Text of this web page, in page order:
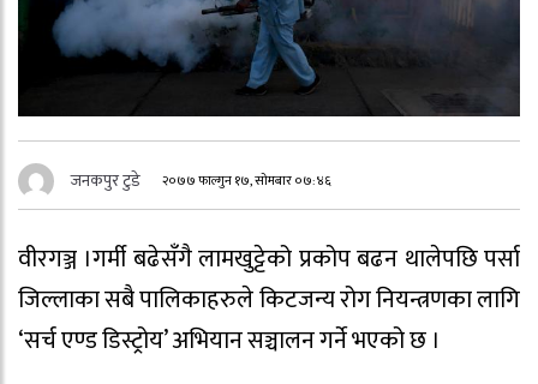
जनकपुर टुडे २०७७ फाल्गुन १७, सोमबार ०७:४६
वीरगञ्ज ।गर्मी बढेसँगै लामखुट्टेको प्रकोप बढन थालेपछि पर्सा
जिल्लाका सबै पालिकाहरुले किटजन्य रोग नियन्त्रणका लागि
‘सर्च एण्ड डिस्ट्रोय’ अभियान सञ्चालन गर्ने भएको छ ।